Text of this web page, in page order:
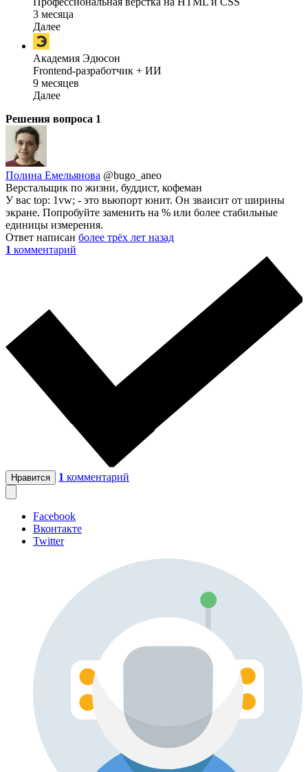
3 месяца
Далее
Академия Эдюсон
Frontend-разработчик + ИИ
9 месяцев
Далее
Решения вопроса 1
Полина Емельянова @bugo_aneo
Верстальщик по жизни, буддист, кофеман
У вас top: 1vw; - это вьюпорт юнит. Он зваисит от ширины
экране. Попробуйте заменить на % или более стабильные
единицы измерения.
Ответ написан более трёх лет назад
1 комментарий
Нравится 1 комментарий
Facebook
Вконтакте
Twitter